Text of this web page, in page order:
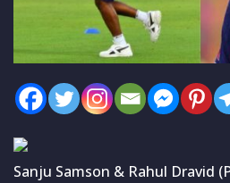
Sanju Samson & Rahul Dravid